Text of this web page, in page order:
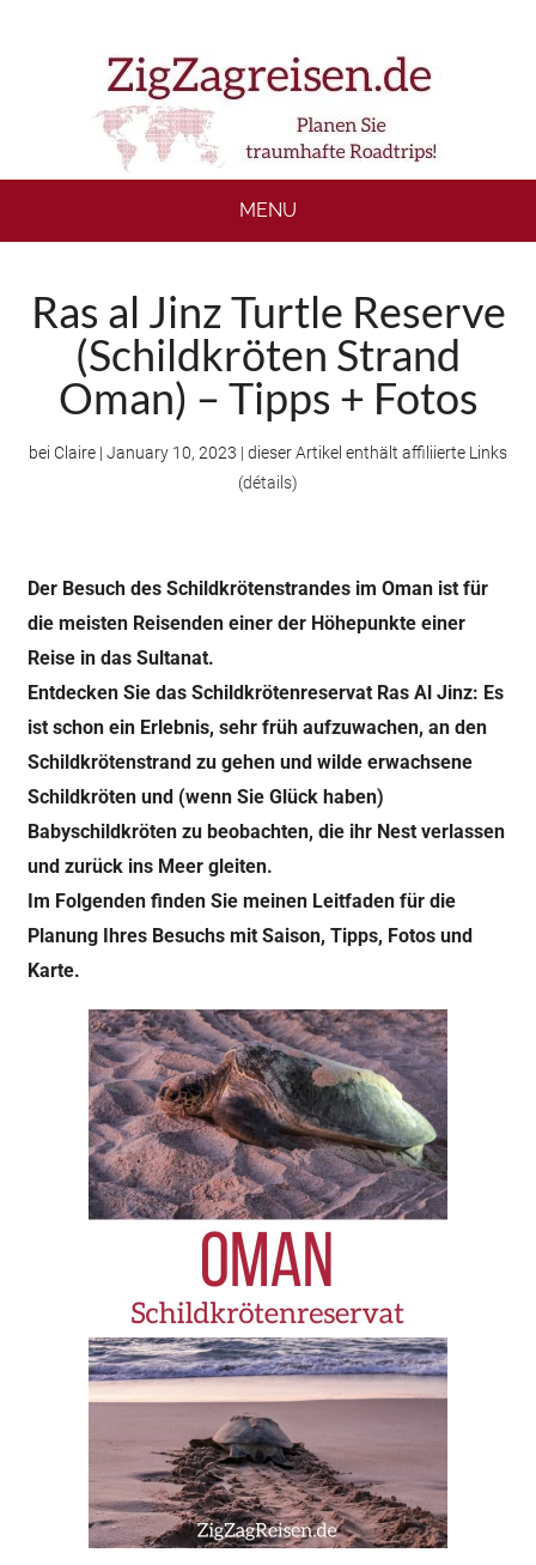
MENU
Ras al Jinz Turtle Reserve
(Schildkröten Strand
Oman) – Tipps + Fotos
bei Claire | January 10, 2023 | dieser Artikel enthält affiliierte Links
(détails)
Der Besuch des Schildkrötenstrandes im Oman ist für
die meisten Reisenden einer der Höhepunkte einer
Reise in das Sultanat.
Entdecken Sie das Schildkrötenreservat Ras Al Jinz: Es
ist schon ein Erlebnis, sehr früh aufzuwachen, an den
Schildkrötenstrand zu gehen und wilde erwachsene
Schildkröten und (wenn Sie Glück haben)
Babyschildkröten zu beobachten, die ihr Nest verlassen
und zurück ins Meer gleiten.
Im Folgenden finden Sie meinen Leitfaden für die
Planung Ihres Besuchs mit Saison, Tipps, Fotos und
Karte.